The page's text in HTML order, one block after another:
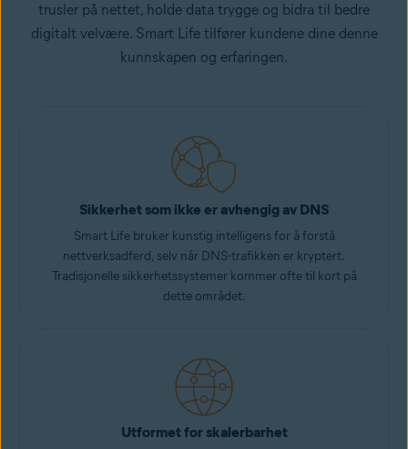
trusler på nettet, holde data trygge og bidra til bedre
digitalt velvære. Smart Life tilfører kundene dine denne
kunnskapen og erfaringen.
Sikkerhet som ikke er avhengig av DNS
Smart Life bruker kunstig intelligens for å forstå
nettverksadferd, selv når DNS-trafikken er kryptert.
Tradisjonelle sikkerhetssystemer kommer ofte til kort på
dette området.
Utformet for skalerbarhet